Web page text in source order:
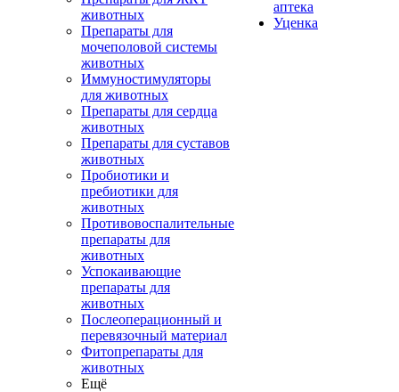
животных
Препараты для
мочеполовой системы
животных
Иммуностимуляторы
для животных
Препараты для сердца
животных
Препараты для суставов
животных
Пробиотики и
пребиотики для
животных
Противовоспалительные
препараты для
животных
Успокаивающие
препараты для
животных
Послеоперационный и
перевязочный материал
Фитопрепараты для
животных
Ещё
аптека
Уценка